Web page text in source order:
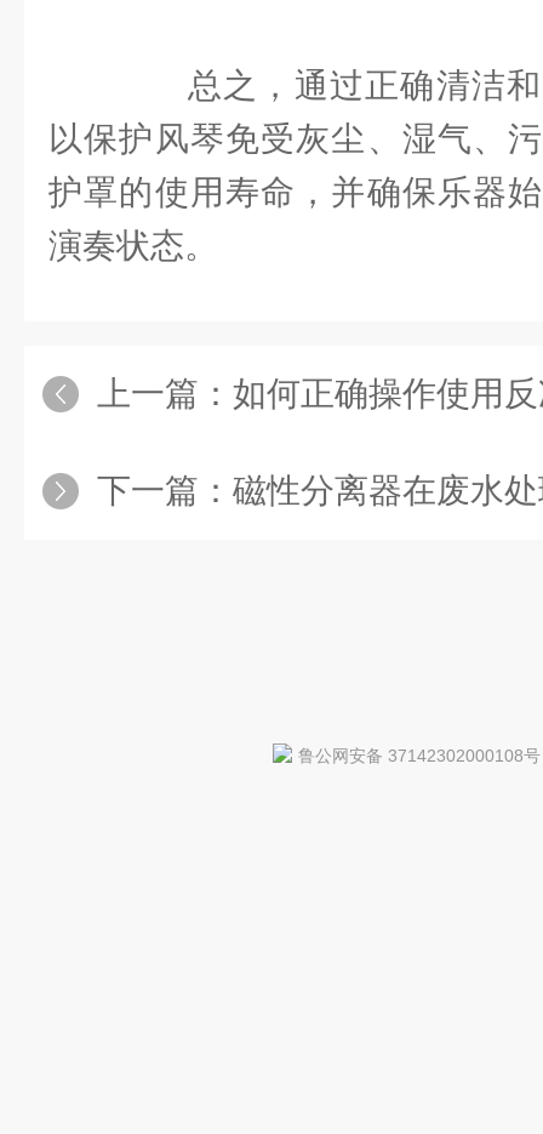
总之，通过正确清洁和
以保护风琴免受灰尘、湿气、
护罩的使用寿命，并确保乐器
演奏状态。
上一篇： 如何正确操作使用
下一篇： 磁性分离器在废水
鲁公网安备 37142302000108号